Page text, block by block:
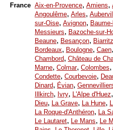
France Aix-en-Provence, Amiens,
Angoulême, Arles,
sur-Oise, Avignon,
Messieurs, Bazoche-sur-
Beaune, Besançon, Biarritz
Bordeaux, Boulogne, Caen,
Chambord, Château de
Marne, Colmar, Colombes,
Condette, Courbevoie,
Dinard, Évian,
Illkirch, Ivry, L'Alpe d'Huez,
Dieu, La Grave, La Hune,
La Roque-d'Anthéron, La
Le Lautaret, Le Mans, Le